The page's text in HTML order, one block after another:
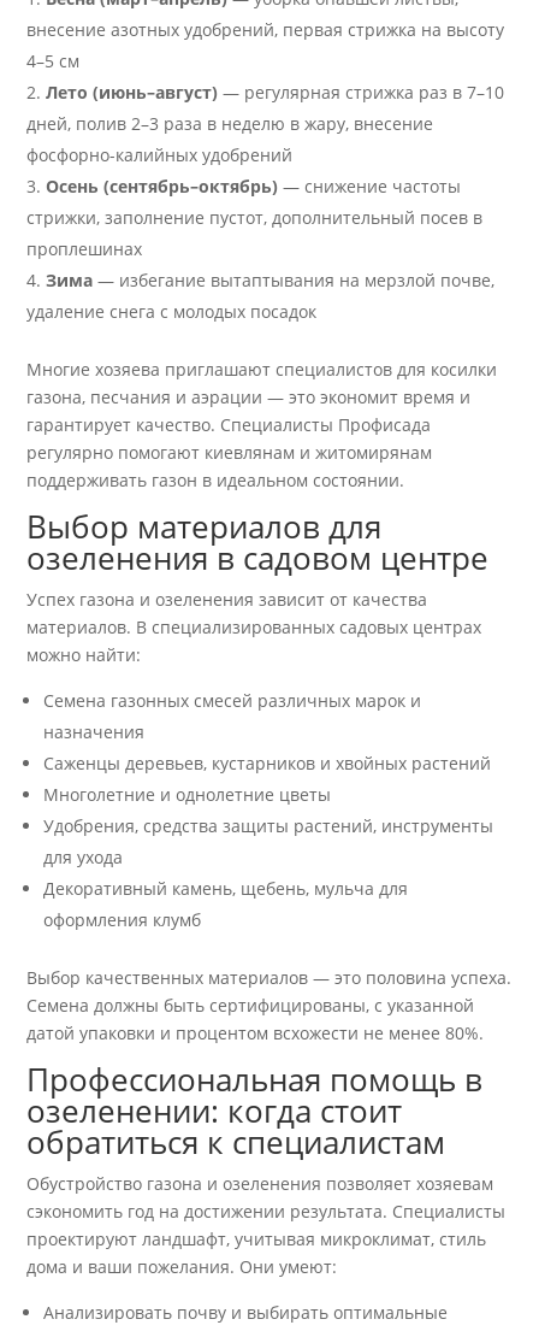
внесение азотных удобрений, первая стрижка на высоту
4–5 см
Лето (июнь–август) — регулярная стрижка раз в 7–10
дней, полив 2–3 раза в неделю в жару, внесение
фосфорно-калийных удобрений
Осень (сентябрь–октябрь) — снижение частоты
стрижки, заполнение пустот, дополнительный посев в
проплешинах
Зима — избегание вытаптывания на мерзлой почве,
удаление снега с молодых посадок
Многие хозяева приглашают специалистов для косилки
газона, песчания и аэрации — это экономит время и
гарантирует качество. Специалисты Профисада
регулярно помогают киевлянам и житомирянам
поддерживать газон в идеальном состоянии.
Выбор материалов для
озеленения в садовом центре
Успех газона и озеленения зависит от качества
материалов. В специализированных садовых центрах
можно найти:
Семена газонных смесей различных марок и
назначения
Саженцы деревьев, кустарников и хвойных растений
Многолетние и однолетние цветы
Удобрения, средства защиты растений, инструменты
для ухода
Декоративный камень, щебень, мульча для
оформления клумб
Выбор качественных материалов — это половина успеха.
Семена должны быть сертифицированы, с указанной
датой упаковки и процентом всхожести не менее 80%.
Профессиональная помощь в
озеленении: когда стоит
обратиться к специалистам
Обустройство газона и озеленения позволяет хозяевам
сэкономить год на достижении результата. Специалисты
проектируют ландшафт, учитывая микроклимат, стиль
дома и ваши пожелания. Они умеют:
Анализировать почву и выбирать оптимальные